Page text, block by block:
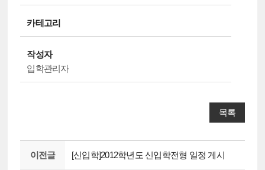
카테고리
작성자
입학관리자
목록
이전글 [신입학]2012학년도 신입학전형 일정 게시